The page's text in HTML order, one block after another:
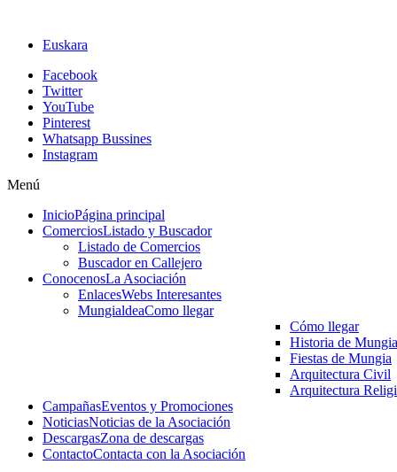
Euskara
Facebook
Twitter
YouTube
Pinterest
Whatsapp Bussines
Instagram
Menú
InicioPágina principal
ComerciosListado y Buscador
Listado de Comercios
Buscador en Callejero
ConocenosLa Asociación
EnlacesWebs Interesantes
MungialdeaComo llegar
Cómo llegar
Historia de Mungia
Fiestas de Mungia
Arquitectura Civil
Arquitectura
CampañasEventos y Promociones
NoticiasNoticias de la Asociación
DescargasZona de descargas
ContactoContacta con la Asociación